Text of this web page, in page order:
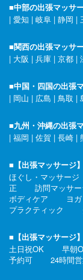
■中部の出張マッサ
| 愛知 | 岐阜 | 静岡 |
■関西の出張マッサ
| 大阪 | 兵庫 | 京都 |
■中国・四国の出張
| 岡山 | 広島 | 鳥取 |
■九州・沖縄の出張
| 福岡 | 佐賀 | 長崎 |
■【出張マッサージ
ほぐし・マッサージ
正
訪問マッサ
ボディケア
ヨ
プラクティック
■【出張マッサージ
土日祝OK
早朝
予約可
24時間